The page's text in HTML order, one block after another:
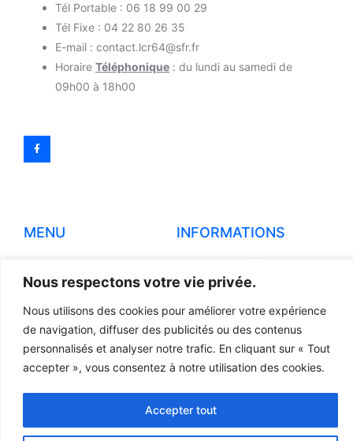
Nous respectons votre vie privée.
Nous utilisons des cookies pour améliorer votre expérience
de navigation, diffuser des publicités ou des contenus
personnalisés et analyser notre trafic. En cliquant sur « Tout
accepter », vous consentez à notre utilisation des cookies.
Accepter tout
Tél Portable : 06 18 99 00 29
Tél Fixe : 04 22 80 26 35
E-mail : contact.lcr64@sfr.fr
Horaire Téléphonique : du lundi au samedi de
09h00 à 18h00
MENU
Produits
Pièces détachées
Contact
INFORMATIONS
Mentions légales
Politiques de
confidentialité
Conditions générales de
vente
Règlement et Expédition
© 2023 TOUS DROITS RÉSERVÉS - LCR